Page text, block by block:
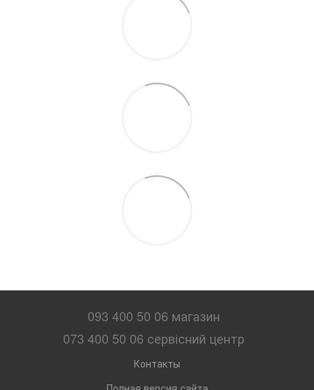
093 400 50 06 магазин
073 400 50 06 сервісний центр
Контакты